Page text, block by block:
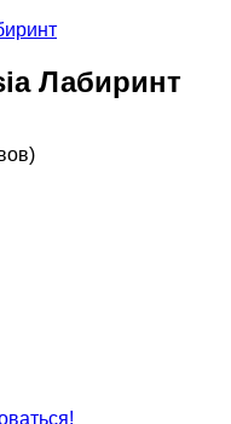
Лабиринт